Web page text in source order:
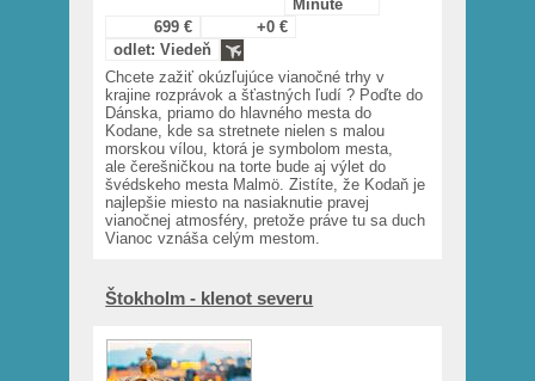
Minute
699 €
+0 €
odlet: Viedeň
Chcete zažiť okúzľujúce vianočné trhy v
krajine rozprávok a šťastných ľudí ? Poďte do
Dánska, priamo do hlavného mesta do
Kodane, kde sa stretnete nielen s malou
morskou vílou, ktorá je symbolom mesta,
ale čerešničkou na torte bude aj výlet do
švédskeho mesta Malmö. Zistíte, že Kodaň je
najlepšie miesto na nasiaknutie pravej
vianočnej atmosféry, pretože práve tu sa duch
Vianoc vznáša celým mestom.
Štokholm - klenot severu